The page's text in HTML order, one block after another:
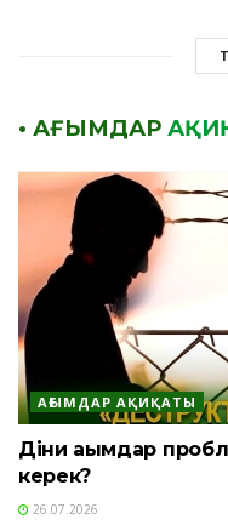
• АҒЫМДАР
АҒЫМДАР АҚИҚАТЫ
Діни ағымдар
керек?
26.07.2026